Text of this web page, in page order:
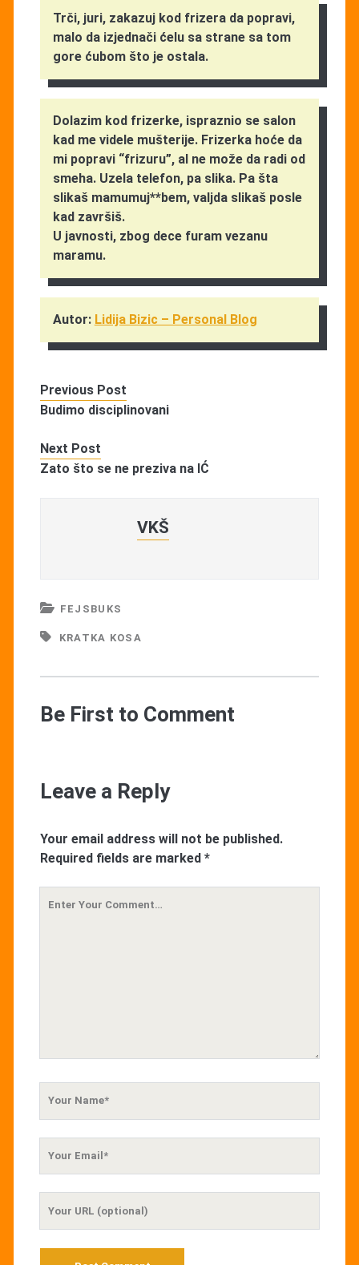
Trči, juri, zakazuj kod frizera da popravi,
malo da izjednači ćelu sa strane sa tom
gore ćubom što je ostala.
Dolazim kod frizerke, ispraznio se salon
kad me videle mušterije. Frizerka hoće da
mi popravi “frizuru”, al ne može da radi od
smeha. Uzela telefon, pa slika. Pa šta
slikaš mamumuj**bem, valjda slikaš posle
kad završiš.
U javnosti, zbog dece furam vezanu
maramu.
Autor: Lidija Bizic – Personal Blog
Previous Post
Budimo disciplinovani
Next Post
Zato što se ne preziva na IĆ
VKŠ
FEJSBUKS
KRATKA KOSA
Be First to Comment
Leave a Reply
Your email address will not be published.
Required fields are marked *